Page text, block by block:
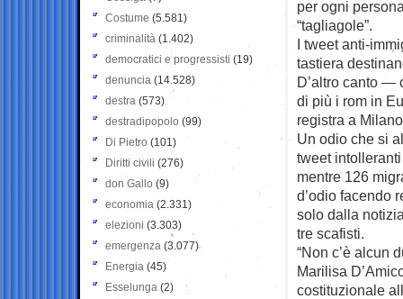
per ogni
“tagliagole”.
I tweet anti-
tastiera
D’altro canto —
di più i rom in
registra a
Un odio che si
tweet
mentre 126
d’odio facendo
solo dalla
tre scafisti.
“Non c’è alcun
Marilisa
costituzionale
Costume (5.581)
criminalità (1.402)
democratici e progressisti (19)
denuncia (14.528)
destra (573)
destradipopolo (99)
Di Pietro (101)
Diritti civili (276)
don Gallo (9)
economia (2.331)
elezioni (3.303)
emergenza (3.077)
Energia (45)
Esselunga (2)